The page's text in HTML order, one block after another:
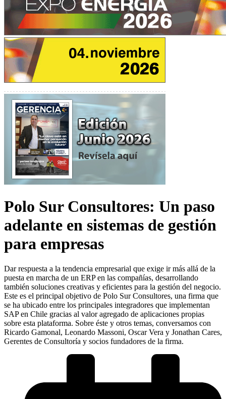
Polo Sur Consultores: Un paso
adelante en sistemas de gestión
para empresas
Dar respuesta a la tendencia empresarial que exige ir más allá de la
puesta en marcha de un ERP en las compañías, desarrollando
también soluciones creativas y eficientes para la gestión del negocio.
Este es el principal objetivo de Polo Sur Consultores, una firma que
se ha ubicado entre los principales integradores que implementan
SAP en Chile gracias al valor agregado de aplicaciones propias
sobre esta plataforma. Sobre éste y otros temas, conversamos con
Ricardo Gamonal, Leonardo Massoni, Oscar Vera y Jonathan Cares,
Gerentes de Consultoría y socios fundadores de la firma.